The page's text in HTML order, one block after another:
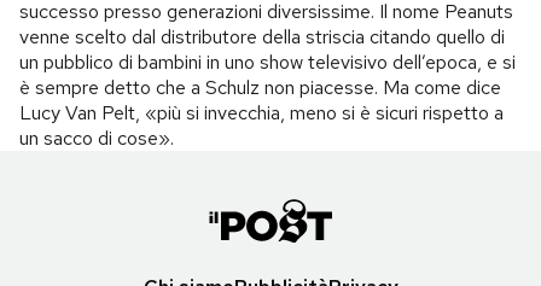
successo presso generazioni diversissime. Il nome Peanuts
venne scelto dal distributore della striscia citando quello di
un pubblico di bambini in uno show televisivo dell’epoca, e si
è sempre detto che a Schulz non piacesse. Ma come dice
Lucy Van Pelt, «più si invecchia, meno si è sicuri rispetto a
un sacco di cose».